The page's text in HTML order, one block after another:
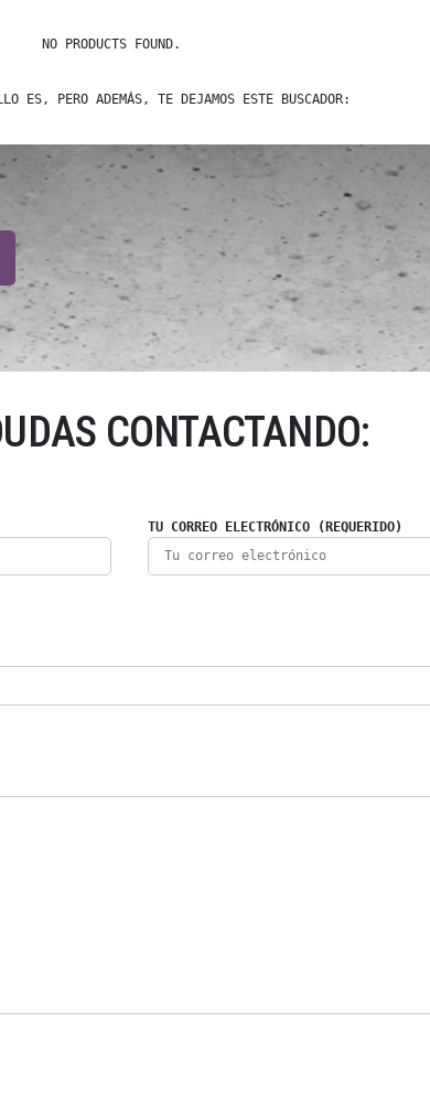
NO PRODUCTS FOUND.
ES, PERO ADEMÁS, TE DEJAMOS ESTE BUSCADOR:
CONTACTANDO:
TU CORREO ELECTRÓNICO (REQUERIDO)